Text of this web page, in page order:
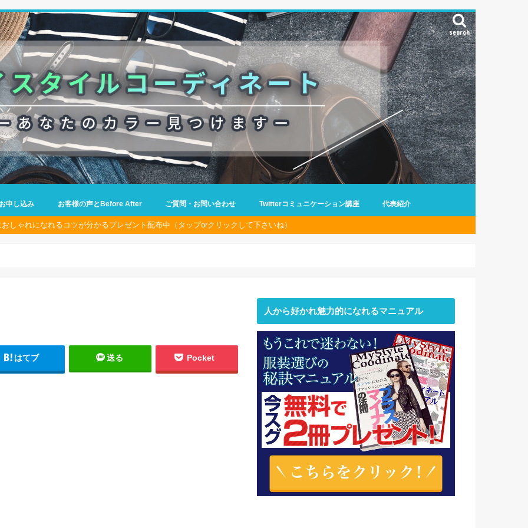
search
申し込み お客様の声とBefore After ご質問・お問い合わせ Twitterコミュニケーション講座 代表紹介
しゃれになれるコツが分かるプレゼント配布中（タップorクリックして下さいね）
はてブ 送る Pocket
人から好かれ魅力的になれるマニュアル